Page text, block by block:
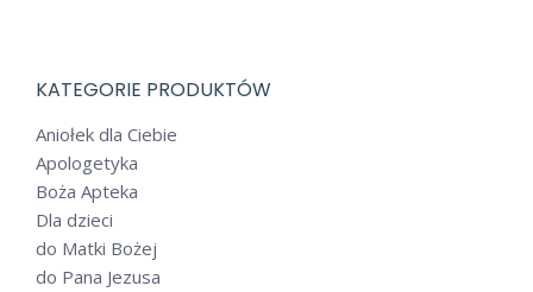
KATEGORIE PRODUKTÓW
Aniołek dla Ciebie
Apologetyka
Boża Apteka
Dla dzieci
do Matki Bożej
do Pana Jezusa